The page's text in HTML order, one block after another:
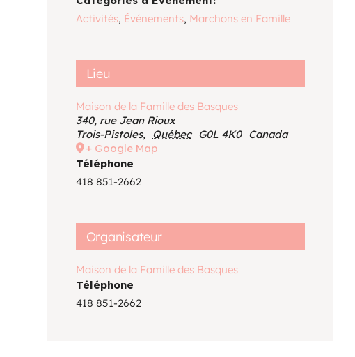
Activités, Événements, Marchons en Famille
Lieu
Maison de la Famille des Basques
340, rue Jean Rioux
Trois-Pistoles, Québec G0L 4K0 Canada
+ Google Map
Téléphone
418 851-2662
Organisateur
Maison de la Famille des Basques
Téléphone
418 851-2662